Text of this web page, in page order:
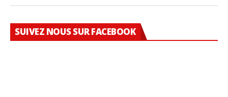
SUIVEZ NOUS SUR FACEBOOK